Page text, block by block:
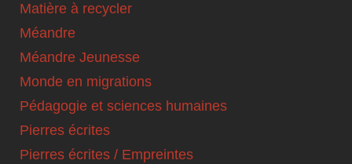
Matière à recycler
Méandre
Méandre Jeunesse
Monde en migrations
Pédagogie et sciences humaines
Pierres écrites
Pierres écrites / Empreintes